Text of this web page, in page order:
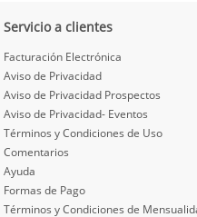
Servicio a clientes
Facturación Electrónica
Aviso de Privacidad
Aviso de Privacidad Prospectos
Aviso de Privacidad- Eventos
Términos y Condiciones de Uso
Comentarios
Ayuda
Formas de Pago
Términos y Condiciones de